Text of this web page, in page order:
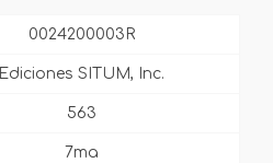
0024200003R
Ediciones SITUM, Inc.
563
7ma